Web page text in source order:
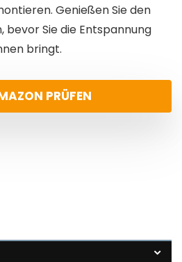
Genießen Sie den
bevor Sie die Entspannung
bringt.
PRÜFEN